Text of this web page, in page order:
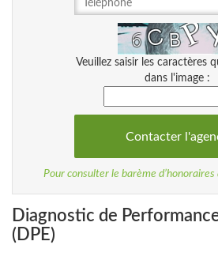
Veuillez saisir les caractères
dans l'image :
Pour consulter le barème d’honoraires
Diagnostic de
(DPE)